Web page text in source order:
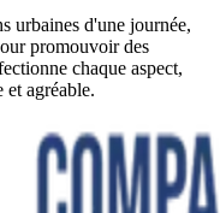
urbaines d'une journée,
promouvoir des
chaque aspect,
agréable.